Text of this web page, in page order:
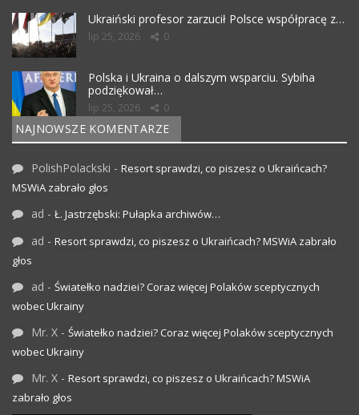
Ukraiński profesor zarzucił Polsce współpracę z…
lip 25, 2026 0
Polska i Ukraina o dalszym wsparciu. Sybiha
podziękował…
lip 25, 2026 0
NAJNOWSZE KOMENTARZE
PolishPolackski - Resort sprawdzi, co piszesz o Ukraińcach?
MSWiA zabrało głos
ad - Ł. Jastrzębski: Pułapka archiwów…
ad - Resort sprawdzi, co piszesz o Ukraińcach? MSWiA zabrało
głos
ad - Światełko nadziei? Coraz więcej Polaków sceptycznych
wobec Ukrainy
Mr. X - Światełko nadziei? Coraz więcej Polaków sceptycznych
wobec Ukrainy
Mr. X - Resort sprawdzi, co piszesz o Ukraińcach? MSWiA
zabrało głos